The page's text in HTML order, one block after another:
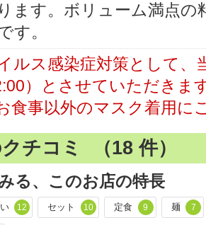
ます。ボリューム満点の
す。
ルス感染症対策として、
）とさせていただきま
食事以外のマスク着用に
チコミ （18 件）
る、このお店の特長
12 セット 10 定食 9 麺 7